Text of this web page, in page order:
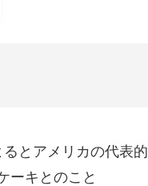
とアメリカの代表的
ーキとのこと